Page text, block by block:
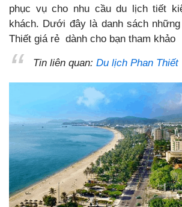
phục vụ cho nhu cầu du lịch tiết
khách. Dưới đây là danh sách
Thiết giá rẻ dành cho bạn tham khảo
Tin liên quan: Du lịch Phan Thiết